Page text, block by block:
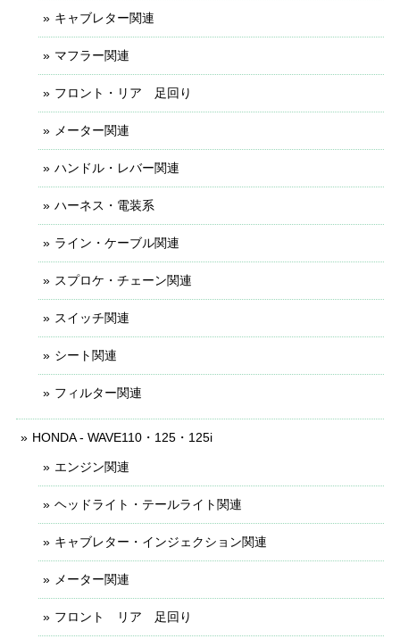
キャブレター関連
マフラー関連
フロント・リア 足回り
メーター関連
ハンドル・レバー関連
ハーネス・電装系
ライン・ケーブル関連
スプロケ・チェーン関連
スイッチ関連
シート関連
フィルター関連
HONDA - WAVE110・125・125i
エンジン関連
ヘッドライト・テールライト関連
キャブレター・インジェクション関連
メーター関連
フロント リア 足回り